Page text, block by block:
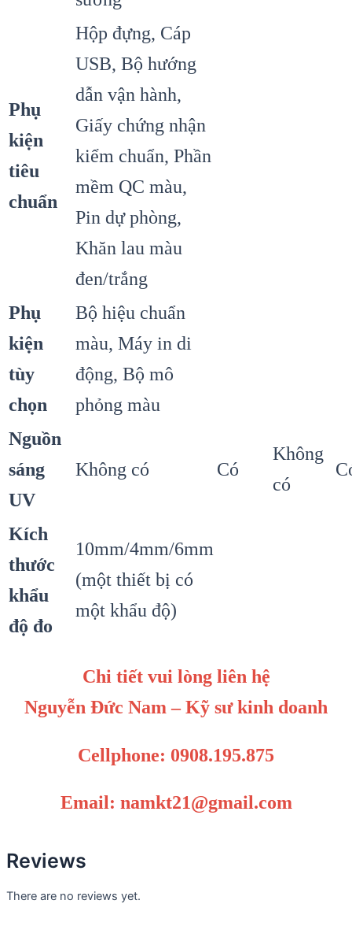
Phụ
kiện
tiêu
chuẩn
Hộp đựng, Cáp
USB, Bộ hướng
dẫn vận hành,
Giấy chứng nhận
kiểm chuẩn, Phần
mềm QC màu,
Pin dự phòng,
Khăn lau màu
đen/trắng
Phụ
kiện
tùy
chọn
Bộ hiệu chuẩn
màu, Máy in di
động, Bộ mô
phỏng màu
Nguồn
sáng
UV
Không có Có
Không
có
Kích
thước
khẩu
độ đo
10mm/4mm/6mm
(một thiết bị có
một khẩu độ)
Chi tiết vui lòng liên hệ
Nguyễn Đức Nam – Kỹ sư kinh doanh
Cellphone: 0908.195.875
Email: namkt21@gmail.com
Reviews
There are no reviews yet.